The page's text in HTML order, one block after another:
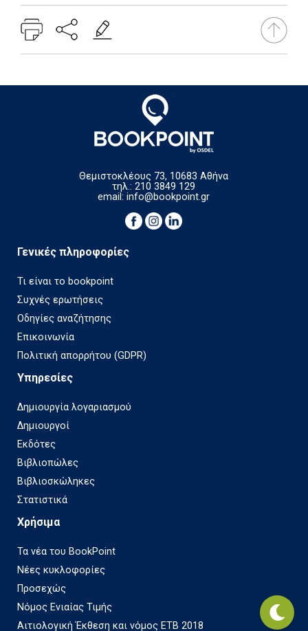
Θεμιστοκλέους 73, 10683 Αθήνα
τηλ.: 210 3849 129
email:info@bookpoint.gr
Γενικές πληροφορίες
Τι είναι το bookpoint
Συχνές ερωτήσεις
Οδηγίες αναζήτησης
Επικοινωνία
Πολιτική απορρήτου (GDPR)
Υπηρεσίες
Δημιουργία λογαριασμού
Δημιουργοί
Εκδότες
Βιβλιοπώλες
Βιβλιοσκώληκες
Στατιστικά
Χρήσιμα
Τα νέα του BookPoint
Νέες κυκλοφορίες
Προσεχώς
Νόμος Ενιαίας Τιμής
Αιτιολογική Έκθεση και νόμος ΕΤΒ 2018